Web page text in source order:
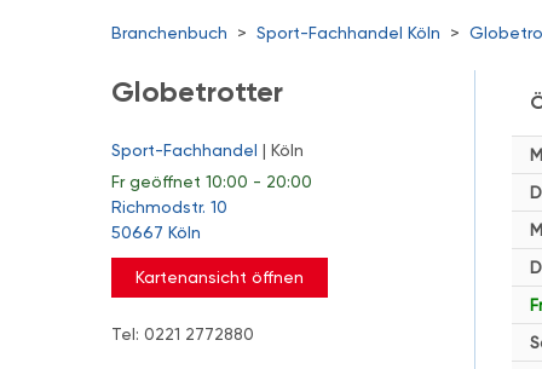
Branchenbuch > Sport-Fachhandel Köln >
Globetrotter
Sport-Fachhandel | Köln
Frgeöffnet 10:00 - 20:00
Richmodstr. 10
50667 Köln
Kartenansicht öffnen
Tel: 0221 2772880
Fr